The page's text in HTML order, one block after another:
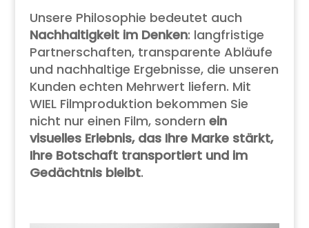
Unsere Philosophie bedeutet auch
Nachhaltigkeit im Denken: langfristige
Partnerschaften, transparente Abläufe
und nachhaltige Ergebnisse, die unseren
Kunden echten Mehrwert liefern. Mit
WIEL Filmproduktion bekommen Sie
nicht nur einen Film, sondern ein
visuelles Erlebnis, das Ihre Marke stärkt,
Ihre Botschaft transportiert und im
Gedächtnis bleibt.